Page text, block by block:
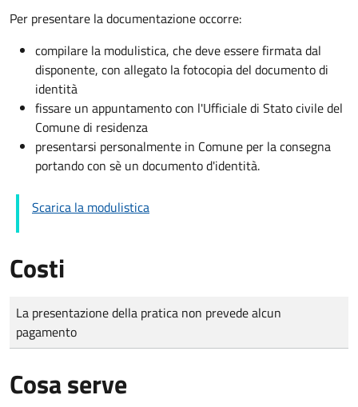
Per presentare la documentazione occorre:
compilare la modulistica, che deve essere firmata dal
disponente, con allegato la fotocopia del documento di
identità
fissare un appuntamento con l'Ufficiale di Stato civile del
Comune di residenza
presentarsi personalmente in Comune per la consegna
portando con sè un documento d'identità.
Scarica la modulistica
Costi
Tipo di pagamento
Importo
La presentazione della pratica non prevede alcun
pagamento
Cosa serve